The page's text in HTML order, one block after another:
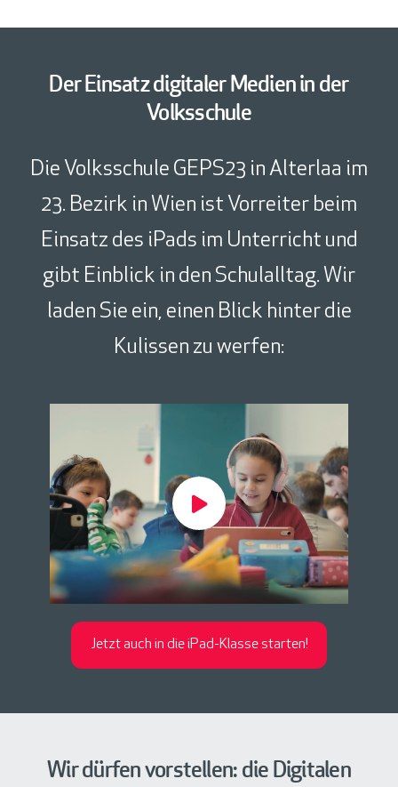
Der Einsatz digitaler Medien in der
Volksschule
Die Volksschule GEPS23 in Alterlaa im
23. Bezirk in Wien ist Vorreiter beim
Einsatz des iPads im Unterricht und
gibt Einblick in den Schulalltag. Wir
laden Sie ein, einen Blick hinter die
Kulissen zu werfen:
Jetzt auch in die iPad-Klasse starten!
Wir dürfen vorstellen: die Digitalen